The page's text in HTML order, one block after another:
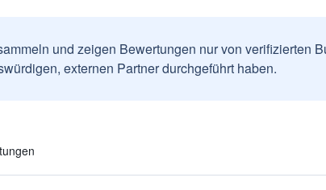
und zeigen Bewertungen nur von verifizierten
externen Partner durchgeführt haben.